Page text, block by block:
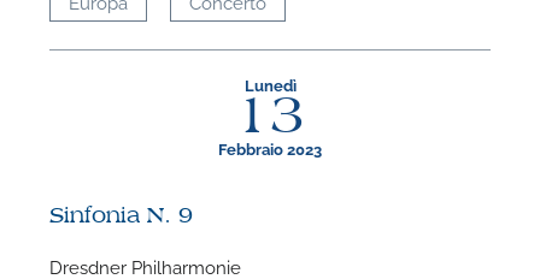
Lunedì
13
Febbraio 2023
Sinfonia N. 9
Dresdner Philharmonie